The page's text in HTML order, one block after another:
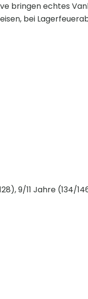
bringen echtes
bei
9/11 Jahre (134/